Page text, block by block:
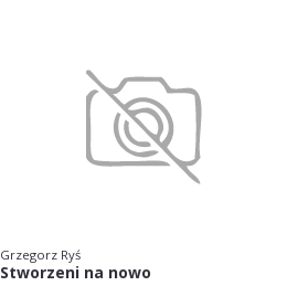
Grzegorz Ryś
Stworzeni na nowo